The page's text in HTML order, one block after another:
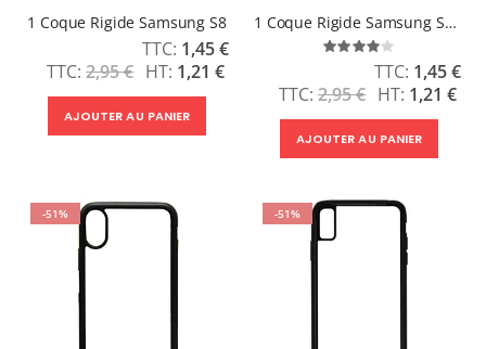
1 Coque Rigide Samsung S8
2,95 €
Prix
Spécial
1,45 €
1,21 €
AJOUTER AU PANIER
1 Coque Rigide Samsung S8 Plus
Évaluation:
80%
2,95 €
Prix
Spécial
1,45 €
1,21 €
AJOUTER AU PANIER
-51% -51%